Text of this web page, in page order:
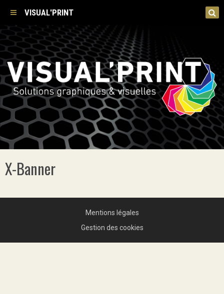
VISUAL'PRINT
X-Banner
Mentions légales
Gestion des cookies